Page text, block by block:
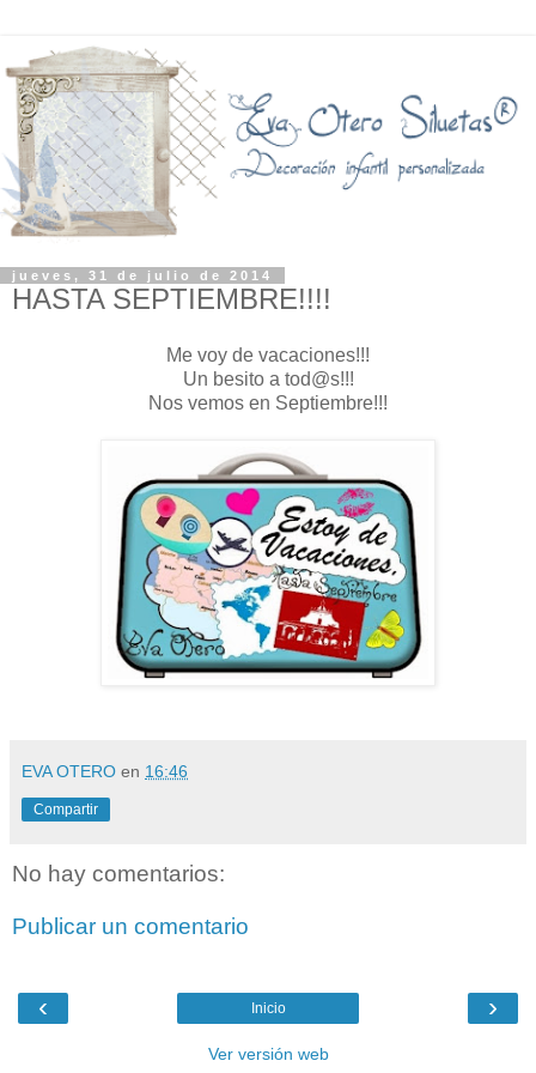
jueves, 31 de julio de 2014
HASTA SEPTIEMBRE!!!!
Me voy de vacaciones!!!
Un besito a tod@s!!!
Nos vemos en Septiembre!!!
EVA OTERO en 16:46
Compartir
No hay comentarios:
Publicar un comentario
‹ ›
Inicio
Ver versión web